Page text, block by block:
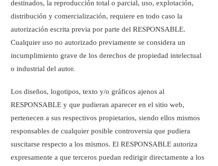
destinados, la reproducción total o parcial, uso, explotación,
distribución y comercialización, requiere en todo caso la
autorización escrita previa por parte del RESPONSABLE.
Cualquier uso no autorizado previamente se considera un
incumplimiento grave de los derechos de propiedad intelectual
o industrial del autor.
Los diseños, logotipos, texto y/o gráficos ajenos al
RESPONSABLE y que pudieran aparecer en el sitio web,
pertenecen a sus respectivos propietarios, siendo ellos mismos
responsables de cualquier posible controversia que pudiera
suscitarse respecto a los mismos. El RESPONSABLE autoriza
expresamente a que terceros puedan redirigir directamente a los